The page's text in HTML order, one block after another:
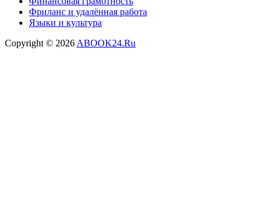
Фриланс и удалённая работа
Языки и культура
Copyright © 2026 ABOOK24.Ru